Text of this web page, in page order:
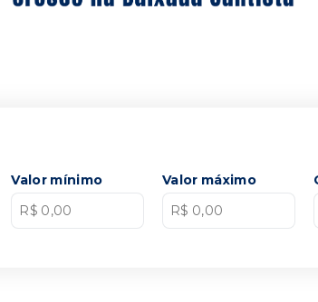
Valor mínimo Valor máximo